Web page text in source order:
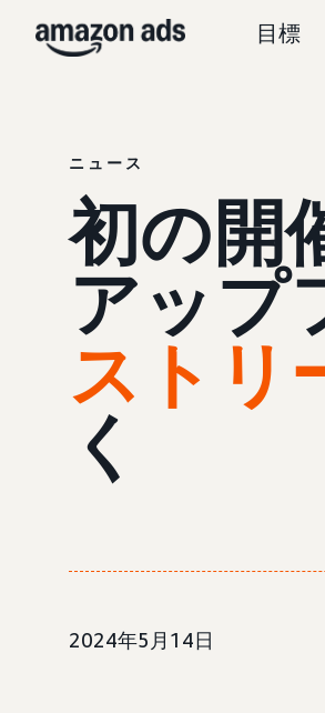
目標
ニュース
初の開
アップ
ストリ
く
2024年5月14日